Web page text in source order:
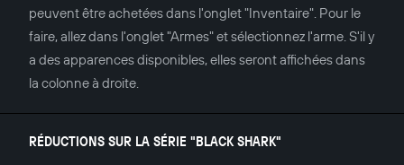
peuvent être achetées dans l'onglet "Inventaire". Pour le
faire, allez dans l'onglet "Armes" et sélectionnez l'arme. S'il y
a des apparences disponibles, elles seront affichées dans
la colonne à droite.
RÉDUCTIONS SUR LA SÉRIE "BLACK SHARK"